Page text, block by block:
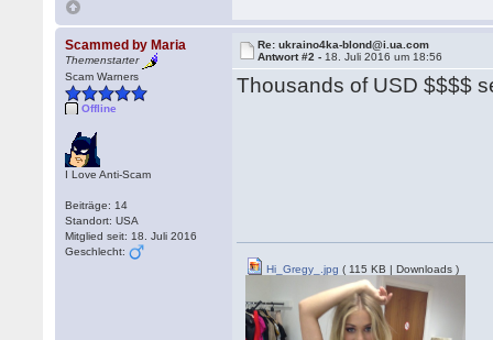
Scammed by Maria
Themenstarter
Scam Warners
Offline
I Love Anti-Scam
Beiträge: 14
Standort: USA
Mitglied seit: 18. Juli 2016
Geschlecht:
Re: ukraino4ka-blond@i.ua.com
Antwort #2 - 18. Juli 2016 um 18:56
Thousands of USD $$$$
Hi_Gregy_.jpg ( 115 KB | Downloads )